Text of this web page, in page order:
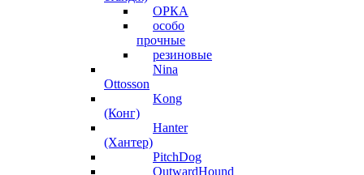
ОРКА
особо
прочные
резиновые
Nina
Ottosson
Kong
(Конг)
Hanter
(Хантер)
PitchDog
OutwardHound